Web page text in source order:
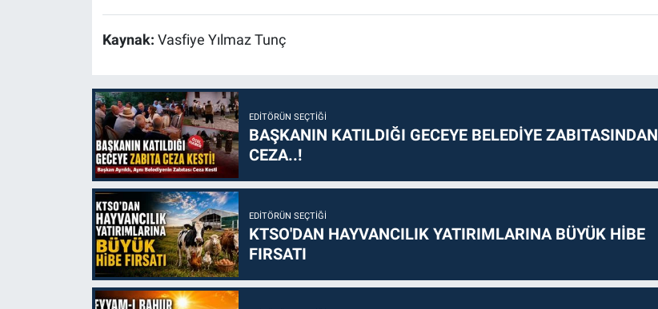
Kaynak: Vasfiye Yılmaz Tunç
EDITÖRÜN SEÇTIĞI
BAŞKANIN KATILDIĞI GECEYE BELEDİYE ZABITASINDAN
CEZA..!
EDITÖRÜN SEÇTIĞI
KTSO'DAN HAYVANCILIK YATIRIMLARINA BÜYÜK HİBE
FIRSATI